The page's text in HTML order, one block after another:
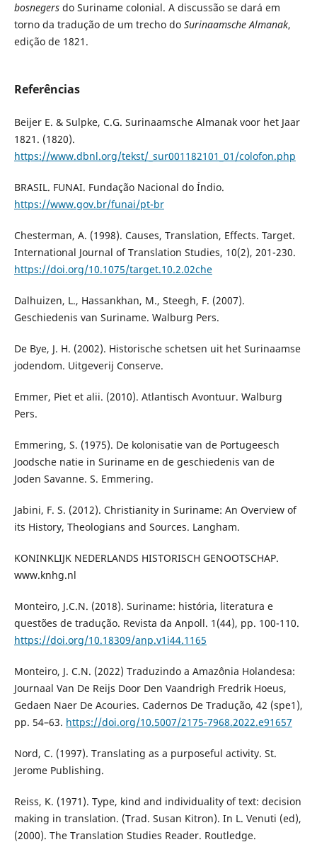
bosnegersdo Suriname colonial. A discussão se dará em
torno da tradução de um trecho do Surinaamsche Almanak,
edição de 1821.
Referências
Beijer E. & Sulpke, C.G. Surinaamsche Almanak voor het Jaar
1821. (1820).
https://www.dbnl.org/tekst/_sur001182101_01/colofon.php
BRASIL. FUNAI. Fundação Nacional do Índio.
https://www.gov.br/funai/pt-br
Chesterman, A. (1998). Causes, Translation, Effects. Target.
International Journal of Translation Studies, 10(2), 201-230.
https://doi.org/10.1075/target.10.2.02che
Dalhuizen, L., Hassankhan, M., Steegh, F. (2007).
Geschiedenis van Suriname. Walburg Pers.
De Bye, J. H. (2002). Historische schetsen uit het Surinaamse
jodendom. Uitgeverij Conserve.
Emmer, Piet et alii. (2010). Atlantisch Avontuur. Walburg
Pers.
Emmering, S. (1975). De kolonisatie van de Portugeesch
Joodsche natie in Suriname en de geschiedenis van de
Joden Savanne. S. Emmering.
Jabini, F. S. (2012). Christianity in Suriname: An Overview of
its History, Theologians and Sources. Langham.
KONINKLIJK NEDERLANDS HISTORISCH GENOOTSCHAP.
www.knhg.nl
Monteiro, J.C.N. (2018). Suriname: história, literatura e
questões de tradução. Revista da Anpoll. 1(44), pp. 100-110.
https://doi.org/10.18309/anp.v1i44.1165
Monteiro, J. C.N. (2022) Traduzindo a Amazônia Holandesa:
Journaal Van De Reijs Door Den Vaandrigh Fredrik Hoeus,
Gedaen Naer De Acouries. Cadernos De Tradução, 42 (spe1),
pp. 54–63. https://doi.org/10.5007/2175-7968.2022.e91657
Nord, C. (1997). Translating as a purposeful activity. St.
Jerome Publishing.
Reiss, K. (1971). Type, kind and individuality of text: decision
making in translation. (Trad. Susan Kitron). In L. Venuti (ed),
(2000). The Translation Studies Reader. Routledge.